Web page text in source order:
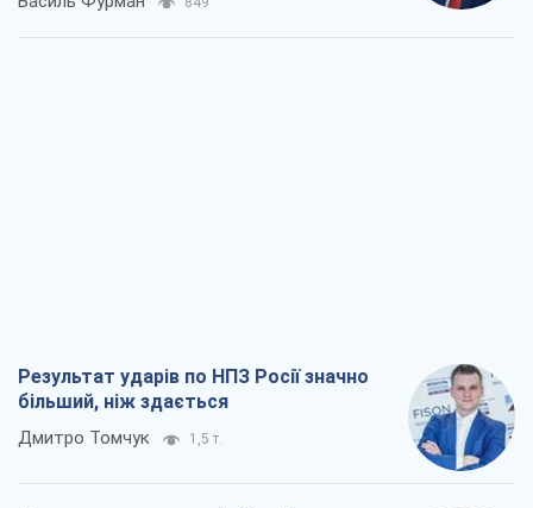
Результат ударів по НПЗ Росії значно
більший, ніж здається
Дмитро Томчук 1,5 т.